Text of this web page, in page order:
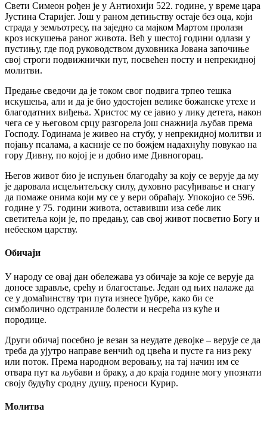
Свети Симеон рођен је у Антиохији 522. године, у време цара
Јустина Старијег. Још у раном детињству остаје без оца, који
страда у земљотресу, па заједно са мајком Мартом пролази
кроз искушења раног живота. Већ у шестој години одлази у
пустињу, где под руководством духовника Јована започиње
свој строги подвижнички пут, посвећен посту и непрекидној
молитви.
Предање сведочи да је током свог подвига трпео тешка
искушења, али и да је био удостојен велике божанске утехе и
благодатних виђења. Христос му се јавио у лику детета, након
чега се у његовом срцу разгорела још снажнија љубав према
Господу. Годинама је живео на стубу, у непрекидној молитви и
појању псалама, а касније се по божјем надахнућу повукао на
гору Дивну, по којој је и добио име Дивногорац.
Његов живот био је испуњен благодаћу за коју се верује да му
је даровала исцељитељску силу, духовно расуђивање и снагу
да помаже онима који му се у вери обраћају. Упокојио се 596.
године у 75. години живота, оставивши иза себе лик
светитеља који је, по предању, сав свој живот посветио Богу и
небеском царству.
Обичаји
У народу се овај дан обележава уз обичаје за које се верује да
доносе здравље, срећу и благостање. Један од њих налаже да
се у домаћинству три пута изнесе ђубре, како би се
симболично одстраниле болести и несрећа из куће и
породице.
Други обичај посебно је везан за неудате девојке – верује се да
треба да ујутро направе венчић од цвећа и пусте га низ реку
или поток. Према народном веровању, на тај начин им се
отвара пут ка љубави и браку, а до краја године могу упознати
своју будућу сродну душу, преноси Курир.
Молитва